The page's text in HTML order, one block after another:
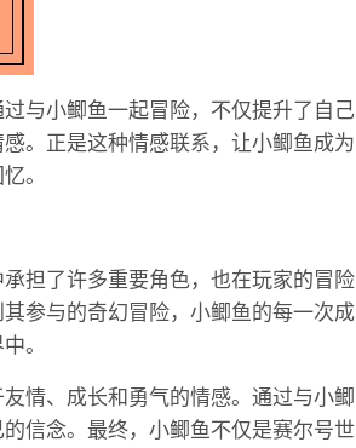
与小鲫鱼一起冒险，不仅提升了自己
。正是这种情感联系，让小鲫鱼成为
。
担了许多重要角色，也在玩家的冒险
参与的奇幻冒险，小鲫鱼的每一次成
。
情、成长和勇气的情感。通过与小鲫
信念。最终，小鲫鱼不仅是赛尔号世